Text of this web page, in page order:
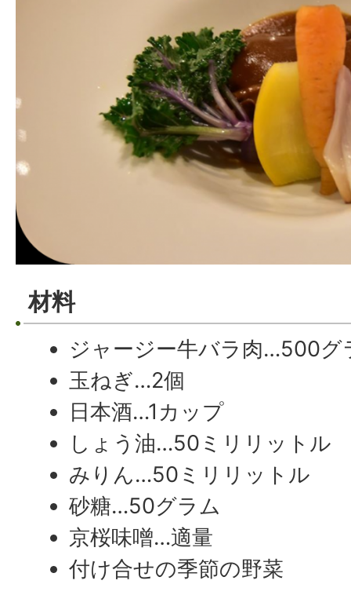
材料
ジャージー牛バラ肉…500グ
玉ねぎ…2個
日本酒…1カップ
しょう油…50ミリリットル
みりん…50ミリリットル
砂糖…50グラム
京桜味噌…適量
付け合せの季節の野菜